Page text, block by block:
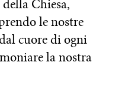
Chiesa,
le nostre
cuore di ogni
la nostra